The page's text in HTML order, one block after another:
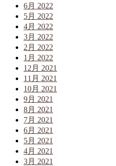
6月 2022
5月 2022
4月 2022
3月 2022
2月 2022
1月 2022
12月 2021
11月 2021
10月 2021
9月 2021
8月 2021
7月 2021
6月 2021
5月 2021
4月 2021
3月 2021